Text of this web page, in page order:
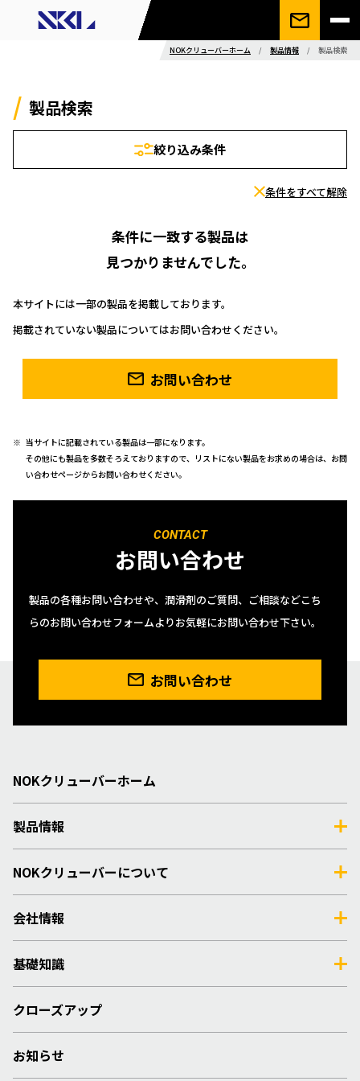
NOKクリューバーホーム / 製品情報 / 製品検索
製品検索
絞り込み条件
条件をすべて解除
条件に一致する製品は
見つかりませんでした。
本サイトには一部の製品を掲載しております。
掲載されていない製品についてはお問い合わせください。
お問い合わせ
当サイトに記載されている製品は一部になります。
その他にも製品を多数そろえておりますので、リストにない製品をお求めの場合は、お問
い合わせページからお問い合わせください。
CONTACT
お問い合わせ
製品の各種お問い合わせや、潤滑剤のご質問、ご相談などこち
らのお問い合わせフォームよりお気軽にお問い合わせ下さい。
お問い合わせ
NOKクリューバーホーム
製品情報
NOKクリューバーについて
会社情報
基礎知識
クローズアップ
お知らせ